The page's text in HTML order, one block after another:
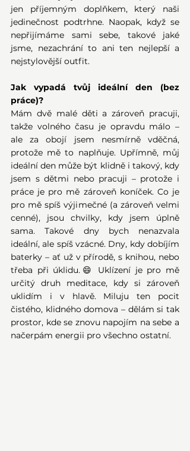
jen příjemným doplňkem, který naši
jedinečnost podtrhne. Naopak, když se
nepřijímáme sami sebe, takové jaké
jsme, nezachrání to ani ten nejlepší a
nejstylovější outfit.
Jak vypadá tvůj ideální den (bez
práce)?
Mám dvě malé děti a zároveň pracuji,
takže volného času je opravdu málo –
ale za obojí jsem nesmírně vděčná,
protože mě to naplňuje. Upřímně, můj
ideální den může být klidně i takový, kdy
jsem s dětmi nebo pracuji – protože i
práce je pro mě zároveň koníček. Co je
pro mě spíš výjimečné (a zároveň velmi
cenné), jsou chvilky, kdy jsem úplně
sama. Takové dny bych nenazvala
ideální, ale spíš vzácné. Dny, kdy dobíjím
baterky – ať už v přírodě, s knihou, nebo
třeba při úklidu.😄 Uklízení je pro mě
určitý druh meditace, kdy si zároveň
uklidím i v hlavě. Miluju ten pocit
čistého, klidného domova – dělám si tak
prostor, kde se znovu napojím na sebe a
načerpám energii pro všechno ostatní.